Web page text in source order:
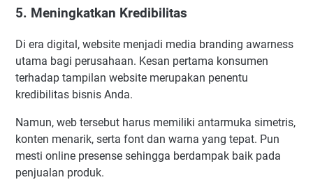
5. Meningkatkan Kredibilitas
Di era digital, website menjadi media branding awarness
utama bagi perusahaan. Kesan pertama konsumen
terhadap tampilan website merupakan penentu
kredibilitas bisnis Anda.
Namun, web tersebut harus memiliki antarmuka simetris,
konten menarik, serta font dan warna yang tepat. Pun
mesti online presense sehingga berdampak baik pada
penjualan produk.